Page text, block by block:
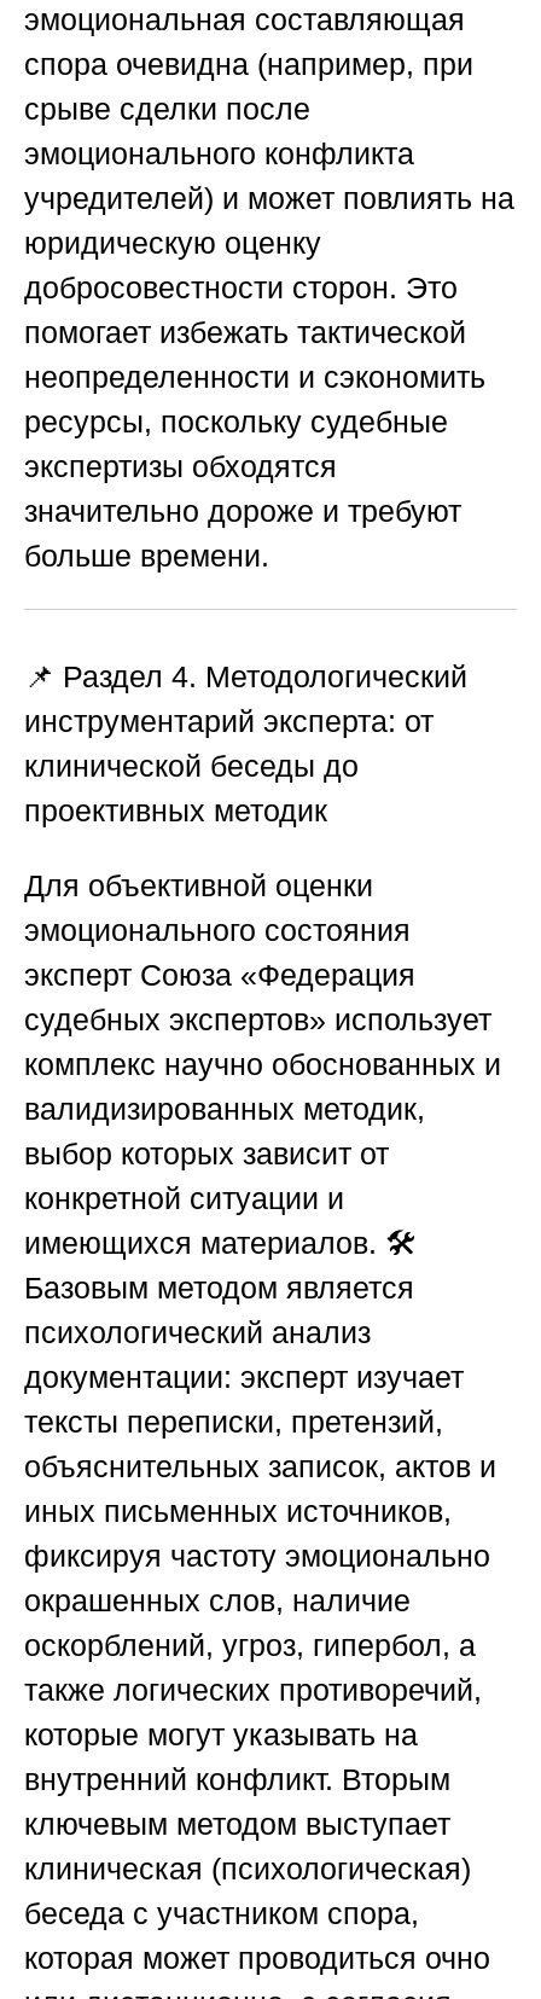
эмоциональная составляющая
спора очевидна (например, при
срыве сделки после
эмоционального конфликта
учредителей) и может повлиять на
юридическую оценку
добросовестности сторон. Это
помогает избежать тактической
неопределенности и сэкономить
ресурсы, поскольку судебные
экспертизы обходятся
значительно дороже и требуют
больше времени.
📌 Раздел 4. Методологический
инструментарий эксперта: от
клинической беседы до
проективных методик
Для объективной оценки
эмоционального состояния
эксперт Союза «Федерация
судебных экспертов» использует
комплекс научно обоснованных и
валидизированных методик,
выбор которых зависит от
конкретной ситуации и
имеющихся материалов. 🛠️
Базовым методом является
психологический анализ
документации: эксперт изучает
тексты переписки, претензий,
объяснительных записок, актов и
иных письменных источников,
фиксируя частоту эмоционально
окрашенных слов, наличие
оскорблений, угроз, гипербол, а
также логических противоречий,
которые могут указывать на
внутренний конфликт. Вторым
ключевым методом выступает
клиническая (психологическая)
беседа с участником спора,
которая может проводиться очно